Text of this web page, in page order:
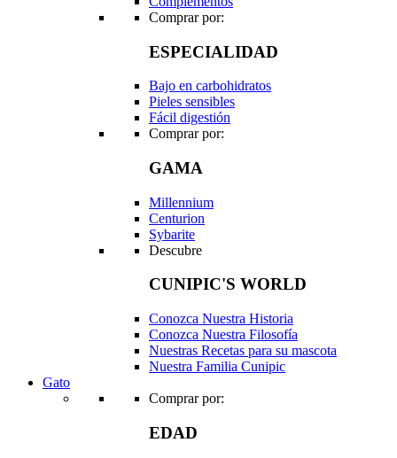
Comprar por:
ESPECIALIDAD
Bajo en carbohidratos
Pieles sensibles
Fácil digestión
Comprar por:
GAMA
Millennium
Centurion
Sybarite
Descubre
CUNIPIC'S WORLD
Conozca Nuestra Historia
Conozca Nuestra Filosofía
Nuestras Recetas para su mascota
Nuestra Familia Cunipic
Gato
Comprar por:
EDAD